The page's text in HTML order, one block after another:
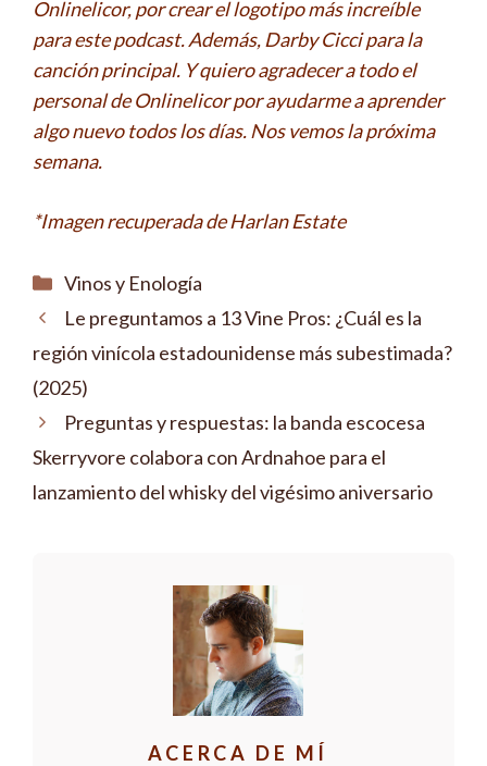
Onlinelicor, por crear el logotipo más increíble
para este podcast. Además, Darby Cicci para la
canción principal. Y quiero agradecer a todo el
personal de Onlinelicor por ayudarme a aprender
algo nuevo todos los días. Nos vemos la próxima
semana.
*Imagen recuperada de Harlan Estate
Categorías
Vinos y Enología
Le preguntamos a 13 Vine Pros: ¿Cuál es la
región vinícola estadounidense más subestimada?
(2025)
Preguntas y respuestas: la banda escocesa
Skerryvore colabora con Ardnahoe para el
lanzamiento del whisky del vigésimo aniversario
ACERCA DE MÍ